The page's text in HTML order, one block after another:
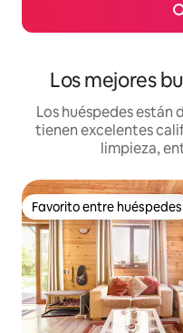
Los mejores
Los huéspedes están
tienen excelentes
limpieza,
Favorito entre huéspedes
Favorito entre huéspedes